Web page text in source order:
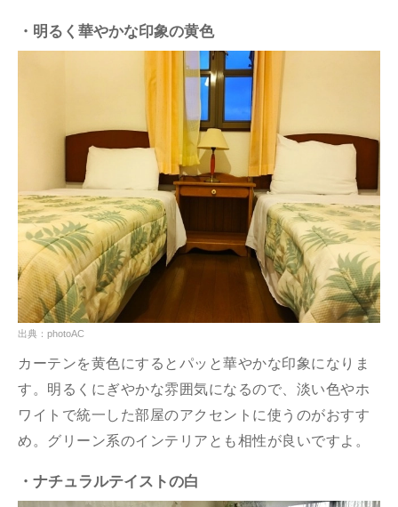
・明るく華やかな印象の黄色
出典：photoAC
カーテンを黄色にするとパッと華やかな印象になりま
す。明るくにぎやかな雰囲気になるので、淡い色やホ
ワイトで統一した部屋のアクセントに使うのがおすす
め。グリーン系のインテリアとも相性が良いですよ。
・ナチュラルテイストの白